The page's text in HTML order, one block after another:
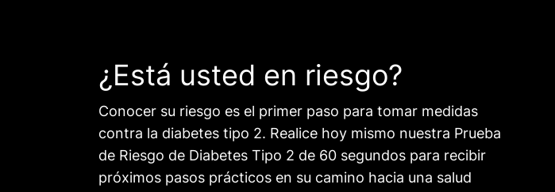
¿Está usted en riesgo?
Conocer su riesgo es el primer paso para tomar medidas
contra la diabetes tipo 2. Realice hoy mismo nuestra Prueba
de Riesgo de Diabetes Tipo 2 de 60 segundos para recibir
próximos pasos prácticos en su camino hacia una salud